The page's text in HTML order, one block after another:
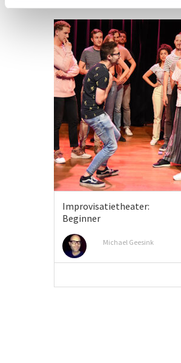
Improvisatietheater:
Beginner
Michael Geesink